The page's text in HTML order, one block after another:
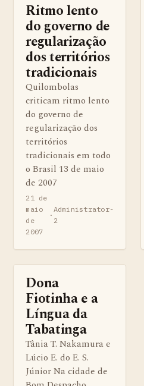
BENS QUILOMBOLAS
Ritmo lento
do governo de
regularização
dos territórios
tradicionais
Quilombolas
criticam ritmo lento
do governo de
regularização dos
territórios
tradicionais em todo
o Brasil 13 de maio
de 2007
21 de
maio
de
2007
·
Administrator-
2
BENS QUILOMBOLAS
Dona
Fiotinha e a
Língua da
Tabatinga
Tânia T. Nakamura e
Lúcio E. do E. S.
Júnior Na cidade de